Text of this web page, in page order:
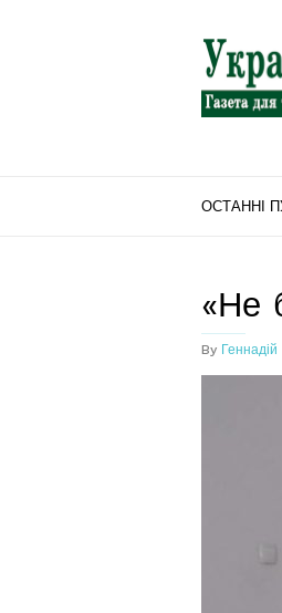
"Україна-
Центр"
ОСТАННІ
«Не
By